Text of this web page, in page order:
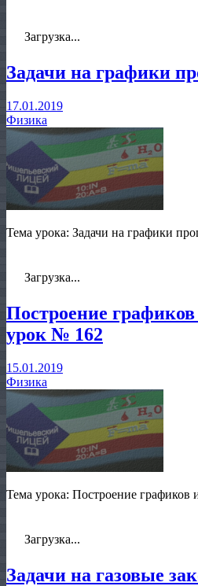
Загрузка...
Задачи на графики
17.01.2019
Физика
Тема урока: Задачи на графики
Загрузка...
Построение
урок № 162
15.01.2019
Физика
Тема урока: Построение графиков
Загрузка...
Задачи на газовые